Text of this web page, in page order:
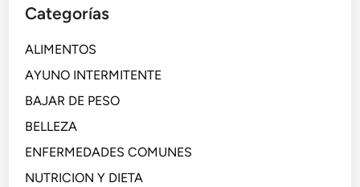
Categorías
ALIMENTOS
AYUNO INTERMITENTE
BAJAR DE PESO
BELLEZA
ENFERMEDADES COMUNES
NUTRICION Y DIETA